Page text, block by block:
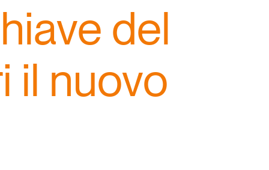
Iscriviti
del
il nuovo